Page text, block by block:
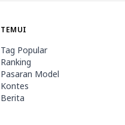
TEMUI
Tag Popular
Ranking
Pasaran Model
Kontes
Berita